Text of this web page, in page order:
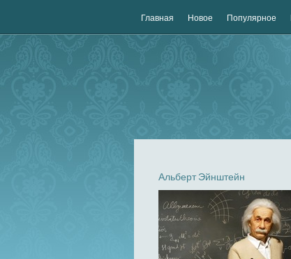
Главная Новое Популярное
Альберт Эйнштейн